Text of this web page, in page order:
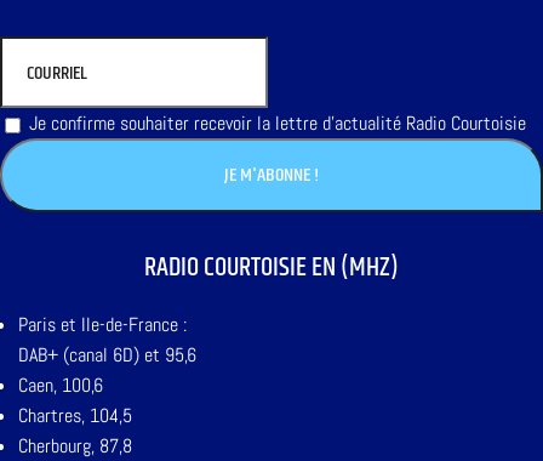
Je confirme souhaiter recevoir la lettre d'actualité Radio Courtoisie
RADIO COURTOISIE EN (MHZ)
Paris et Ile-de-France :
DAB+ (canal 6D) et 95,6
Caen, 100,6
Chartres, 104,5
Cherbourg, 87,8